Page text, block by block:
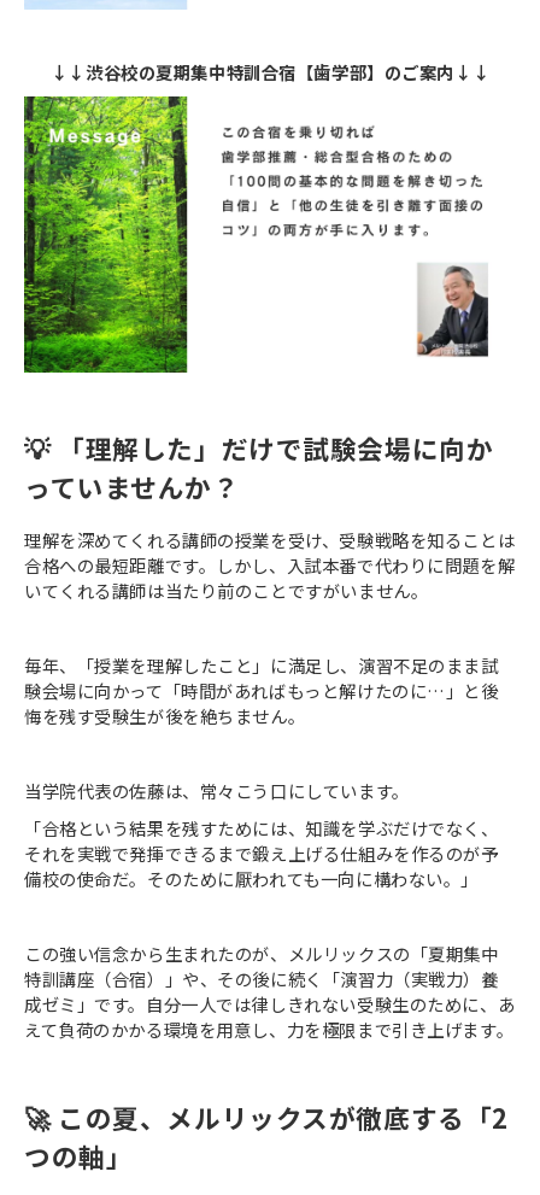
↓↓渋谷校の夏期集中特訓合宿【歯学部】のご案内↓↓
💡 「理解した」だけで試験会場に向か
っていませんか？
理解を深めてくれる講師の授業を受け、受験戦略を知ることは
合格への最短距離です。しかし、入試本番で代わりに問題を解
いてくれる講師は当たり前のことですがいません。
毎年、「授業を理解したこと」に満足し、演習不足のまま試
験会場に向かって「時間があればもっと解けたのに…」と後
悔を残す受験生が後を絶ちません。
当学院代表の佐藤は、常々こう口にしています。
「合格という結果を残すためには、知識を学ぶだけでなく、
それを実戦で発揮できるまで鍛え上げる仕組みを作るのが予
備校の使命だ。そのために厭われても一向に構わない。」
この強い信念から生まれたのが、メルリックスの「夏期集中
特訓講座（合宿）」や、その後に続く「演習力（実戦力）養
成ゼミ」です。自分一人では律しきれない受験生のために、あ
えて負荷のかかる環境を用意し、力を極限まで引き上げます。
🚀 この夏、メルリックスが徹底する「2
つの軸」